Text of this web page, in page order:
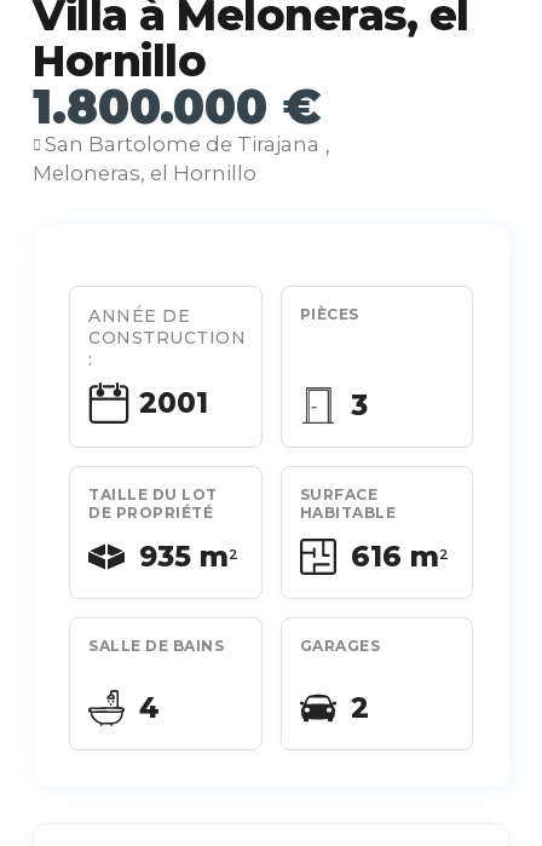
Villa à Meloneras, el
Hornillo
1.800.000 €
San Bartolome de Tirajana ,
Meloneras, el Hornillo
ANNÉE DE
CONSTRUCTION
:
2001
PIÈCES
3
TAILLE DU LOT
DE PROPRIÉTÉ
935 m2
SURFACE
HABITABLE
616 m2
SALLE DE BAINS
4
GARAGES
2